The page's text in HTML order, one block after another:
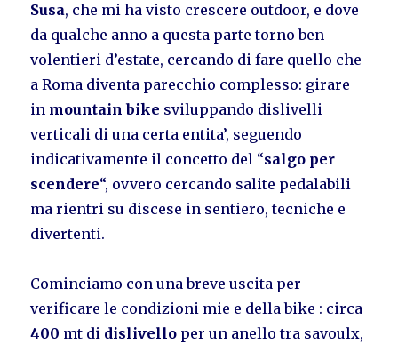
Susa, che mi ha visto crescere outdoor, e dove
da qualche anno a questa parte torno ben
volentieri d’estate, cercando di fare quello che
a Roma diventa parecchio complesso: girare
in mountain bike sviluppando dislivelli
verticali di una certa entita’, seguendo
indicativamente il concetto del “salgo per
scendere“, ovvero cercando salite pedalabili
ma rientri su discese in sentiero, tecniche e
divertenti.
Cominciamo con una breve uscita per
verificare le condizioni mie e della bike : circa
400 mt di dislivello per un anello tra savoulx,